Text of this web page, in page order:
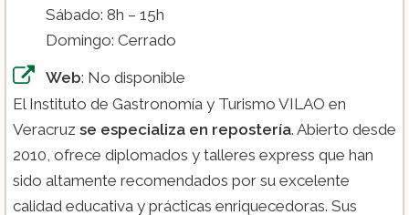
Sábado: 8h – 15h
Domingo: Cerrado
Web: No disponible
El Instituto de Gastronomía y Turismo VILAO en
Veracruz se especializa en repostería. Abierto desde
2010, ofrece diplomados y talleres express que han
sido altamente recomendados por su excelente
calidad educativa y prácticas enriquecedoras. Sus